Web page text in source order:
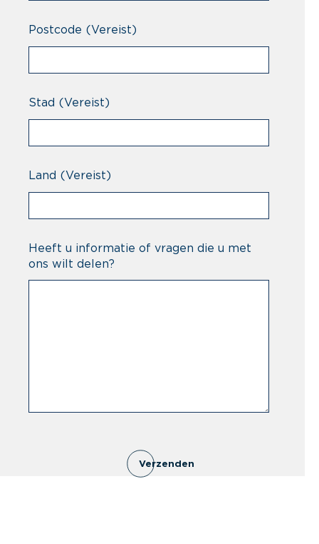
Postcode (Vereist)
Stad (Vereist)
Land (Vereist)
Heeft u informatie of vragen die u met
ons wilt delen?
Verzenden